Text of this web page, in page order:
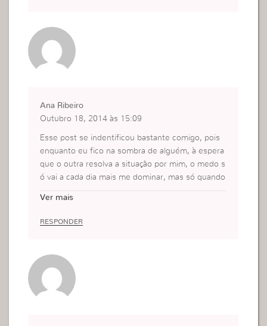
Ana Ribeiro
Outubro 18, 2014 às 15:09
Esse post se indentificou bastante comigo, pois
enquanto eu fico na sombra de alguém, à espera
que o outra resolva a situação por mim, o medo s
ó vai a cada dia mais me dominar, mas só quando
Eu não posso depender de ninguém, o único que
eu dev depender é Deus.
Ver mais
RESPONDER